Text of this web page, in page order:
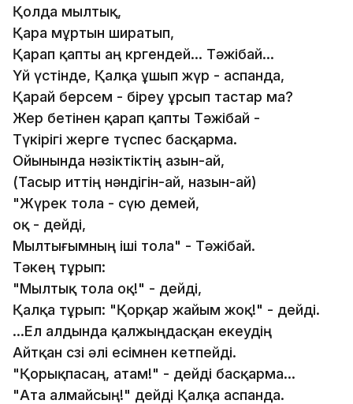
Қолда мылтық,
Қара мұртын ширатып,
Қарап қапты аң көргендей... Тәжібай...
Үй үстінде, Қалқа ұшып жүр - аспанда,
Қарай берсем - біреу ұрсып тастар ма?
Жер бетінен қарап қапты Тәжібай -
Түкірігі жерге түспес басқарма.
Ойынында нәзіктіктің азын-ай,
(Тасыр иттің нәндігін-ай, назын-ай)
"Жүрек тола - сүю демей,
оқ - дейді,
Мылтығымның іші тола" - Тәжібай.
Тәкең тұрып:
"Мылтық тола оқ!" - дейді,
Қалқа тұрып: "Қорқар жайым жоқ!" - дейді.
...Ел алдында қалжыңдасқан екеудің
Айтқан сөзі әлі есімнен кетпейді.
"Қорықпасаң, атам!" - дейді басқарма...
"Ата алмайсың!" дейді Қалқа аспанда.